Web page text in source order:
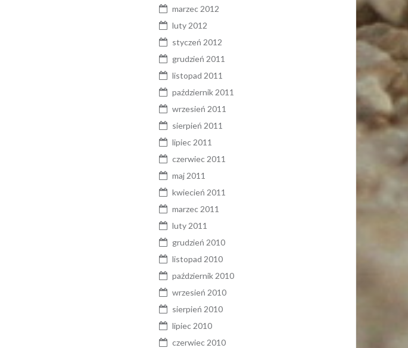
marzec 2012
luty 2012
styczeń 2012
grudzień 2011
listopad 2011
październik 2011
wrzesień 2011
sierpień 2011
lipiec 2011
czerwiec 2011
maj 2011
kwiecień 2011
marzec 2011
luty 2011
grudzień 2010
listopad 2010
październik 2010
wrzesień 2010
sierpień 2010
lipiec 2010
czerwiec 2010